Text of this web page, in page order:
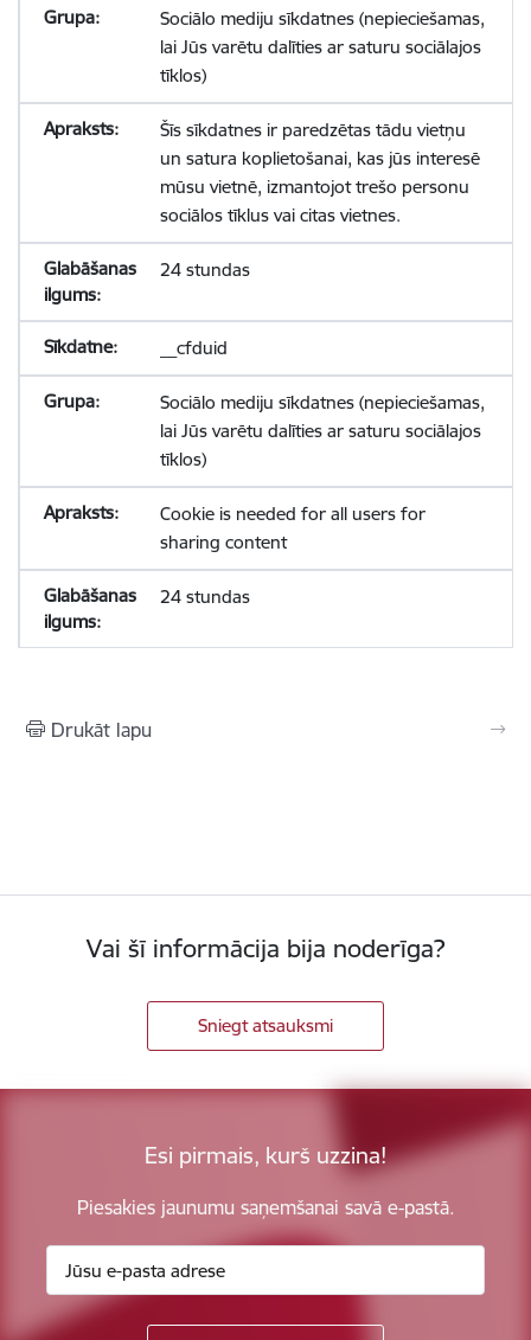
Sociālo mediju sīkdatnes (nepieciešamas,
lai Jūs varētu dalīties ar saturu sociālajos
tīklos)
Šīs sīkdatnes ir paredzētas tādu vietņu
un satura koplietošanai, kas jūs interesē
mūsu vietnē, izmantojot trešo personu
sociālos tīklus vai citas vietnes.
24 stundas
__cfduid
Sociālo mediju sīkdatnes (nepieciešamas,
lai Jūs varētu dalīties ar saturu sociālajos
tīklos)
Cookie is needed for all users for
sharing content
24 stundas
Drukāt lapu
Vai šī informācija bija noderīga?
Sniegt atsauksmi
Esi pirmais, kurš uzzina!
Piesakies jaunumu saņemšanai savā e-pastā.